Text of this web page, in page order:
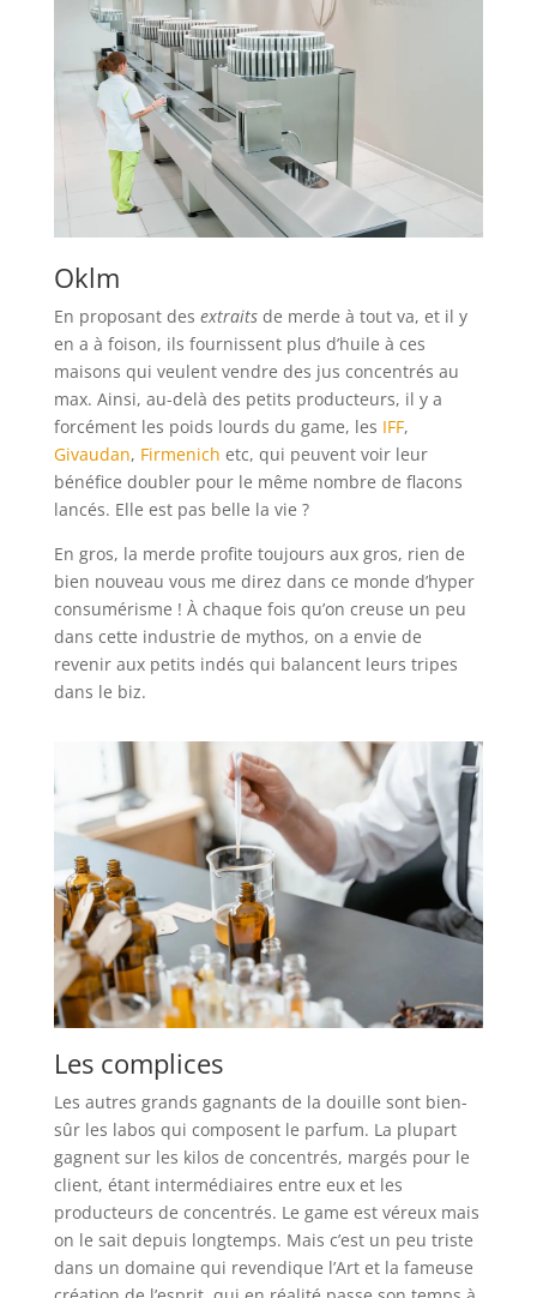
Oklm
En proposant des extraitsde merde à tout va, et il y
en a à foison, ils fournissent plus d’huile à ces
maisons qui veulent vendre des jus concentrés au
max. Ainsi, au-delà des petits producteurs, il y a
forcément les poids lourds du game, les IFF,
Givaudan, Firmenich etc, qui peuvent voir leur
bénéfice doubler pour le même nombre de flacons
lancés. Elle est pas belle la vie ?
En gros, la merde profite toujours aux gros, rien de
bien nouveau vous me direz dans ce monde d’hyper
consumérisme ! À chaque fois qu’on creuse un peu
dans cette industrie de mythos, on a envie de
revenir aux petits indés qui balancent leurs tripes
dans le biz.
Les complices
Les autres grands gagnants de la douille sont bien-
sûr les labos qui composent le parfum. La plupart
gagnent sur les kilos de concentrés, margés pour le
client, étant intermédiaires entre eux et les
producteurs de concentrés. Le game est véreux mais
on le sait depuis longtemps. Mais c’est un peu triste
dans un domaine qui revendique l’Art et la fameuse